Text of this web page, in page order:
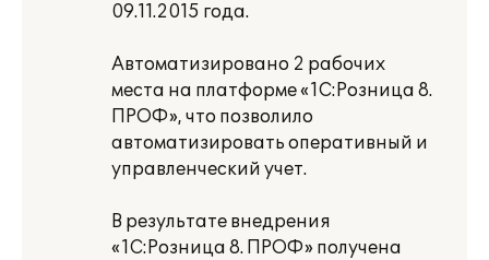
09.11.2015 года.
Автоматизировано 2 рабочих
места на платформе «1С:Розница 8.
ПРОФ», что позволило
автоматизировать оперативный и
управленческий учет.
В результате внедрения
«1С:Розница 8. ПРОФ» получена